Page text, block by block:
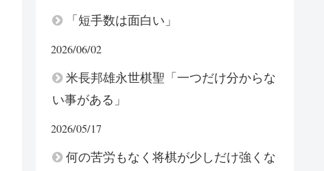
「短手数は面白い」
2026/06/02
米長邦雄永世棋聖「一つだけ分からな
い事がある」
2026/05/17
何の苦労もなく将棋が少しだけ強くな